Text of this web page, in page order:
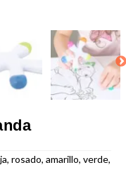
rosado, amarillo, verde,